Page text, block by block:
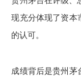
现充分体现了资本
的认可。
成绩背后是贵州茅